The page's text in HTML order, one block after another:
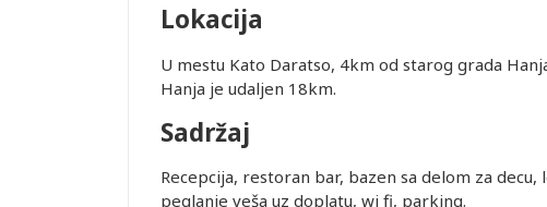
Lokacija
U mestu Kato Daratso, 4km od starog grada
Hanja je udaljen 18km.
Sadržaj
Recepcija, restoran bar, bazen sa delom za
peglanje veša uz doplatu, wi fi, parking.